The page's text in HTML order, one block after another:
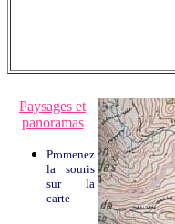
Paysages et
panoramas
Promenez
la souris
sur la
carte